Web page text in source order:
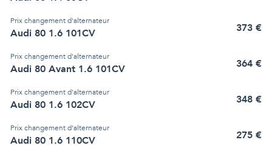
Prixchangement d'alternateur
Audi 80 1.6 101CV 373 €
Prixchangement d'alternateur
Audi 80 Avant 1.6 101CV 364 €
Prixchangement d'alternateur
Audi 80 1.6 102CV 348 €
Prixchangement d'alternateur
Audi 80 1.6 110CV 275 €